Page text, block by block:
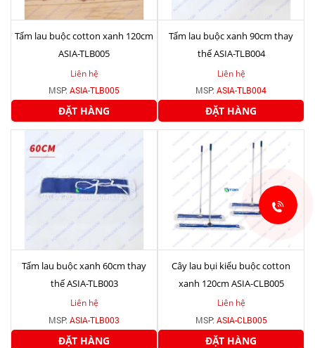
Tấm lau buộc cotton xanh 120cm
ASIA-TLB005
Liên hệ
MSP: ASIA-TLB005
ĐẶT HÀNG
Tấm lau buộc xanh 90cm thay
thế ASIA-TLB004
Liên hệ
MSP: ASIA-TLB004
ĐẶT HÀNG
Tấm lau buộc xanh 60cm thay
thế ASIA-TLB003
Liên hệ
MSP: ASIA-TLB003
ĐẶT HÀNG
Cây lau bụi kiểu buộc cotton
xanh 120cm ASIA-CLB005
Liên hệ
MSP: ASIA-CLB005
ĐẶT HÀNG